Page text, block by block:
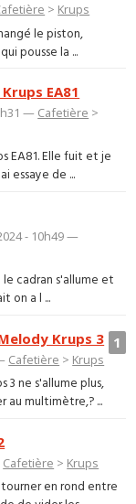
> Krups
le piston,
pousse la ...
EA81
— Cafetière >
EA81. Elle fuit et je
essaye de ...
- 10h49 —
le cadran s'allume et
on a l ...
1
Krups 3
Cafetière > Krups
3 ne s'allume plus,
au multimètre,? ...
Cafetière > Krups
en rond entre